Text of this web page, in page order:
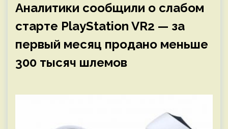
Аналитики сообщили о слабом
старте PlayStation VR2 — за
первый месяц продано меньше
300 тысяч шлемов